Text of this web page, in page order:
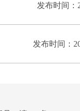
发布时间：
发布时间：